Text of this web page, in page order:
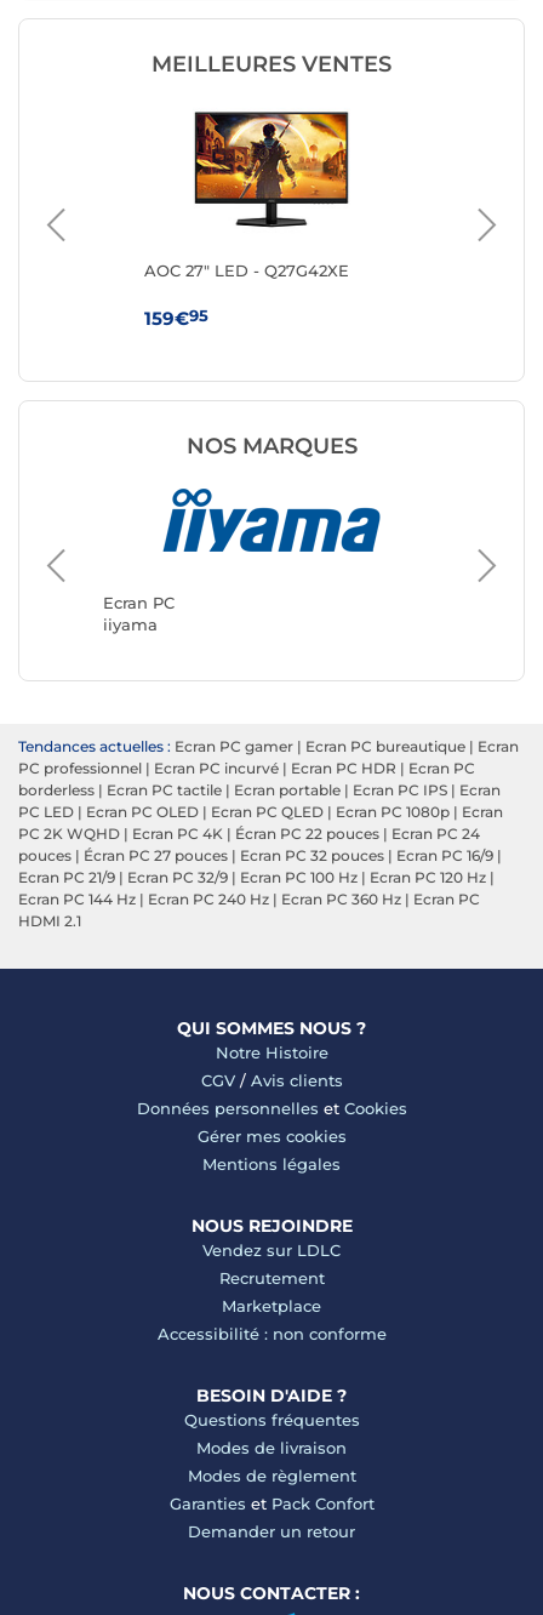
MEILLEURES VENTES
AOC 27" LED - Q27G42XE
159€95
NOS MARQUES
Ecran PC
iiyama
Ecran
ASUS
Tendances actuelles : Ecran PC gamer | Ecran PC bureautique | Ecran
PC professionnel | Ecran PC incurvé | Ecran PC HDR | Ecran PC
borderless | Ecran PC tactile | Ecran portable | Ecran PC IPS | Ecran
PC LED | Ecran PC OLED | Ecran PC QLED | Ecran PC 1080p | Ecran
PC 2K WQHD | Ecran PC 4K | Écran PC 22 pouces | Ecran PC 24
pouces | Écran PC 27 pouces | Ecran PC 32 pouces | Ecran PC 16/9 |
Ecran PC 21/9 | Ecran PC 32/9 | Ecran PC 100 Hz | Ecran PC 120 Hz |
Ecran PC 144 Hz | Ecran PC 240 Hz | Ecran PC 360 Hz | Ecran PC
HDMI 2.1
QUI SOMMES NOUS ?
Notre Histoire
CGV/ Avis clients
Données personnelles et Cookies
Gérer mes cookies
Mentions légales
NOUS REJOINDRE
Vendez sur LDLC
Recrutement
Marketplace
Accessibilité : non conforme
BESOIN D'AIDE ?
Questions fréquentes
Modes de livraison
Modes de règlement
Garanties et Pack Confort
Demander un retour
NOUS CONTACTER :